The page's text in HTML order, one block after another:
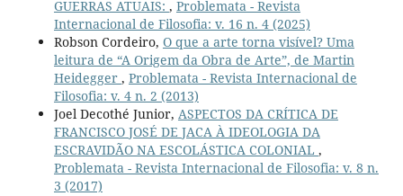
GUERRAS ATUAIS: , Problemata - Revista
Internacional de Filosofia: v. 16 n. 4 (2025)
Robson Cordeiro, O que a arte torna visível? Uma
leitura de “A Origem da Obra de Arte”, de Martin
Heidegger , Problemata - Revista Internacional de
Filosofia: v. 4 n. 2 (2013)
Joel Decothé Junior, ASPECTOS DA CRÍTICA DE
FRANCISCO JOSÉ DE JACA À IDEOLOGIA DA
ESCRAVIDÃO NA ESCOLÁSTICA COLONIAL ,
Problemata - Revista Internacional de Filosofia: v. 8 n.
3 (2017)